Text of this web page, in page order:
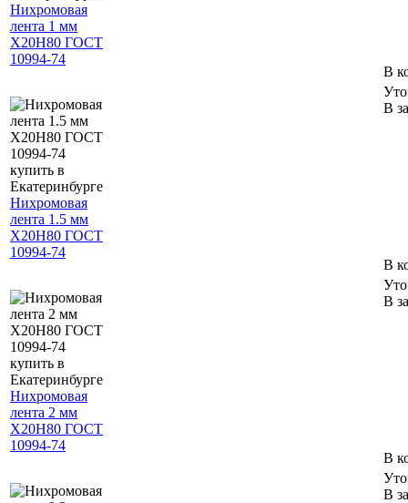
Нихромовая
лента 1 мм
Х20Н80 ГОСТ
10994-74
В
Нихромовая
лента 1.5 мм
Х20Н80 ГОСТ
10994-74
В
В
Нихромовая
лента 2 мм
Х20Н80 ГОСТ
10994-74
В
В
В